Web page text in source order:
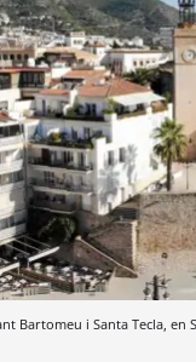
Bartomeu i Santa Tecla, en